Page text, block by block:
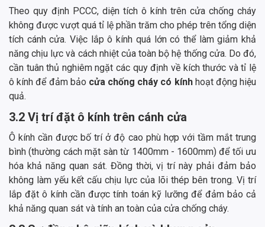
Theo quy định PCCC, diện tích ô kính trên cửa chống cháy
không được vượt quá tỉ lệ phần trăm cho phép trên tổng diện
tích cánh cửa. Việc lắp ô kính quá lớn có thể làm giảm khả
năng chịu lực và cách nhiệt của toàn bộ hệ thống cửa. Do đó,
cần tuân thủ nghiêm ngặt các quy định về kích thước và tỉ lệ
ô kính để đảm bảo cửa chống cháy có kính hoạt động hiệu
quả.
3.2 Vị trí đặt ô kính trên cánh cửa
Ô kính cần được bố trí ở độ cao phù hợp với tầm mắt trung
bình (thường cách mặt sàn từ 1400mm - 1600mm) để tối ưu
hóa khả năng quan sát. Đồng thời, vị trí này phải đảm bảo
không làm yếu kết cấu chịu lực của lõi thép bên trong. Vị trí
lắp đặt ô kính cần được tính toán kỹ lưỡng để đảm bảo cả
khả năng quan sát và tính an toàn của cửa chống cháy.